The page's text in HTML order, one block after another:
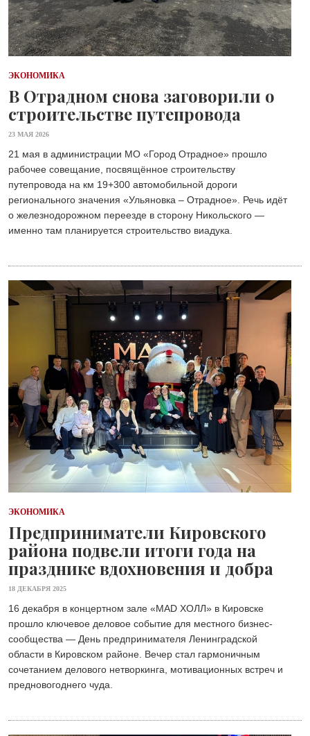
ЭКОНОМИКА
В Отрадном снова заговорили о
строительстве путепровода
23 МАЯ 2026
21 мая в администрации МО «Город Отрадное» прошло
рабочее совещание, посвящённое строительству
путепровода на км 19+300 автомобильной дороги
регионального значения «Ульяновка – Отрадное». Речь идёт
о железнодорожном переезде в сторону Никольского —
именно там планируется строительство виадука.
ЭКОНОМИКА
Предприниматели Кировского
района подвели итоги года на
празднике вдохновения и добра
18 ДЕКАБРЯ 2025
16 декабря в концертном зале «MAD ХОЛЛ» в Кировске
прошло ключевое деловое событие для местного бизнес-
сообщества — День предпринимателя Ленинградской
области в Кировском районе. Вечер стал гармоничным
сочетанием делового нетворкинга, мотивационных встреч и
предновогоднего чуда.